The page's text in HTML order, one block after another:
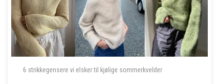
6 strikkegensere vi elsker til kjølige sommerkvelder